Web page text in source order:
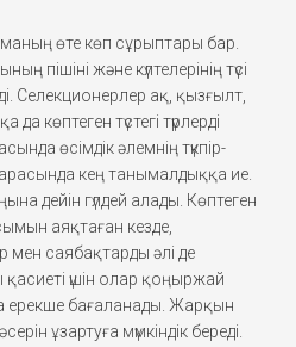
өте көп сұрыптары бар.
пішіні және күлтелерінің түсі
Селекционерлер ақ, қызғылт,
да көптеген түстегі түрлерді
өсімдік әлемнің түкпір-
арасында кең танымалдыққа ие.
дейін гүлдей алады. Көптеген
аяқтаған кезде,
мен саябақтарды әлі де
үшін олар қоңыржай
ерекше бағаланады. Жарқын
ұзартуға мүмкіндік береді.